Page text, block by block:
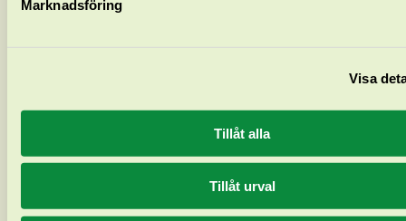
Marknadsföring
Visa
Tillåt alla
Tillåt urval
Coop Östra